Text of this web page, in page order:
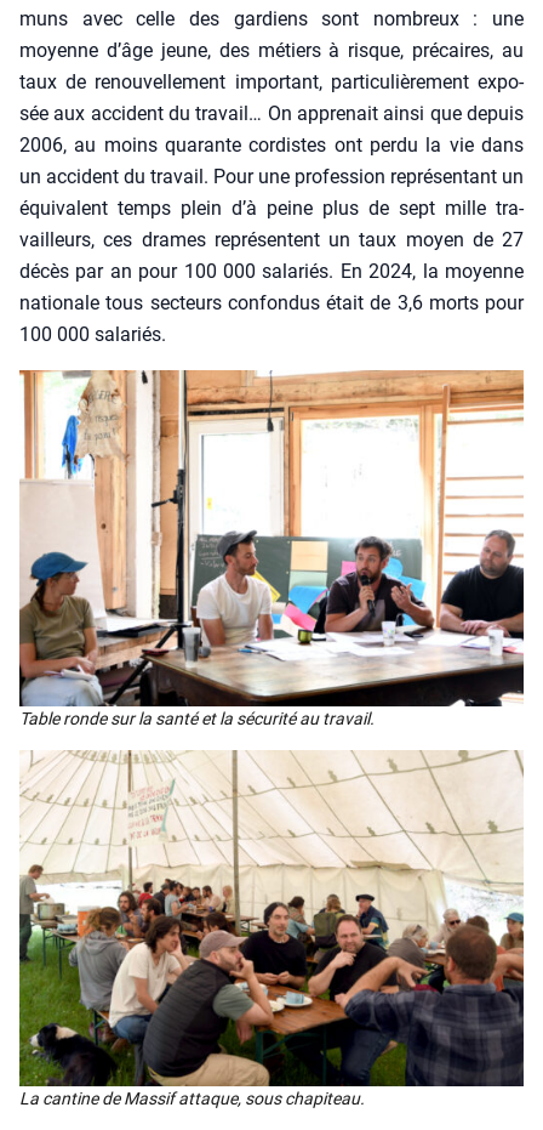
muns avec celle des gar­diens sont nom­breux : une
moyenne d’âge jeune, des métiers à risque, pré­caires, au
taux de renou­vel­le­ment impor­tant, par­ti­cu­liè­re­ment expo­
sée aux acci­dent du tra­vail… On appre­nait ain­si que depuis
2006, au moins qua­rante cor­distes ont per­du la vie dans
un acci­dent du tra­vail. Pour une pro­fes­sion repré­sen­tant un
équi­valent temps plein d’à peine plus de sept mille tra­
vailleurs, ces drames repré­sentent un taux moyen de 27
décès par an pour 100 000 sala­riés. En 2024, la moyenne
natio­nale tous sec­teurs confon­dus était de 3,6 morts pour
100 000 sala­riés.
Table ronde sur la san­té et la sécu­ri­té au tra­vail.
La can­tine de Mas­sif attaque, sous cha­pi­teau.